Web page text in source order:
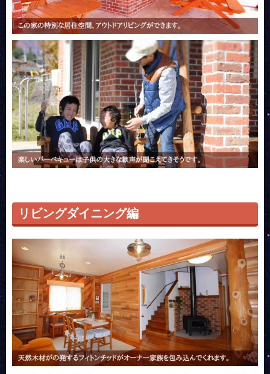
リビングダイニング編